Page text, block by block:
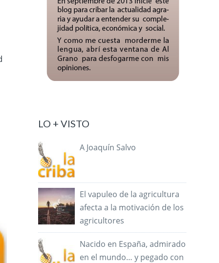
LO + VISTO
A Joaquín Salvo
El vapuleo de la agricultura
afecta a la motivación de los
agricultores
Nacido en España, admirado
en el mundo… y pegado con